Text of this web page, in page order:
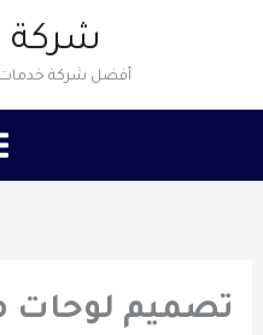
شركة
أفضل شركة خدمات
تصميم لوحات